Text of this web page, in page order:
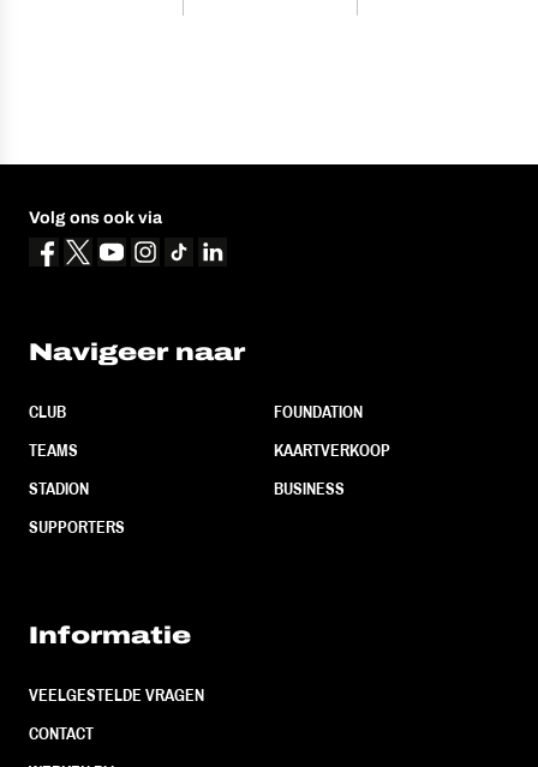
Volg ons ook via
Navigeer naar
CLUB
TEAMS
STADION
SUPPORTERS
FOUNDATION
KAARTVERKOOP
BUSINESS
Informatie
VEELGESTELDE VRAGEN
CONTACT